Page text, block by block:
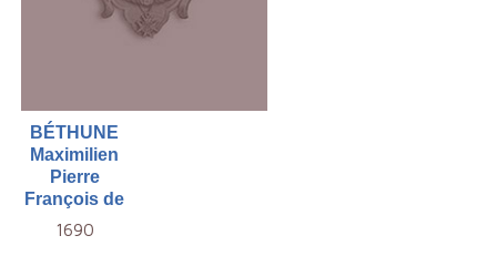
BÉTHUNE
Maximilien
Pierre
François de
1690